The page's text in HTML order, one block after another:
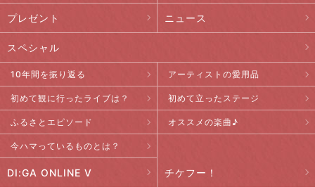
プレゼント ニュース
スペシャル
10年間を振り返る アーティストの愛用品
初めて観に行ったライブは？ 初めて立ったステージ
ふるさとエピソード オススメの楽曲♪
今ハマっているものとは？
DI:GA ONLINE V チケフー！